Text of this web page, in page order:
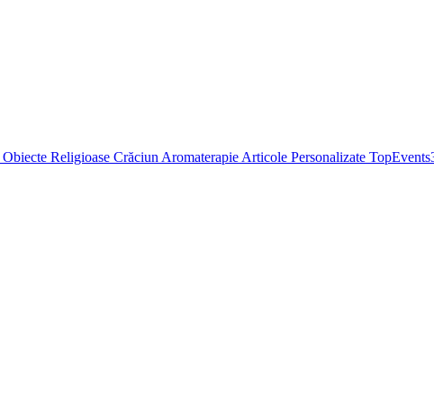
Obiecte Religioase Crăciun Aromaterapie Articole Personalizate